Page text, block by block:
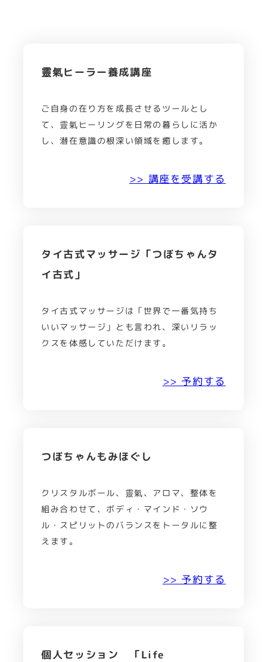
靈氣ヒーラー養成講座
ご自身の在り方を成長させるツールとし
て、靈氣ヒーリングを日常の暮らしに活か
し、潜在意識の根深い領域を癒します。
>> 講座を受講する
タイ古式マッサージ「つぼちゃんタ
イ古式」
タイ古式マッサージは「世界で一番気持ち
いいマッサージ」とも言われ、深いリラッ
クスを体感していただけます。
>> 予約する
つぼちゃんもみほぐし
クリスタルボール、靈氣、アロマ、整体を
組み合わせて、ボディ・マインド・ソウ
ル・スピリットのバランスをトータルに整
えます。
>> 予約する
個人セッション 「Life